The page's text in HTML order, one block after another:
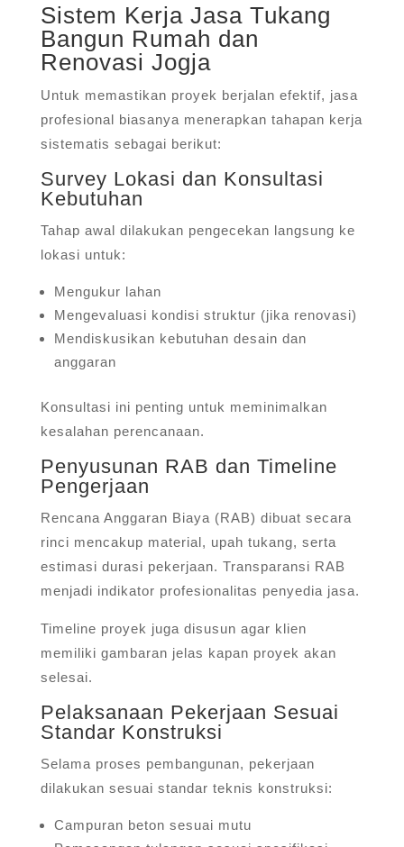
Sistem Kerja Jasa Tukang
Bangun Rumah dan
Renovasi Jogja
Untuk memastikan proyek berjalan efektif, jasa
profesional biasanya menerapkan tahapan kerja
sistematis sebagai berikut:
Survey Lokasi dan Konsultasi
Kebutuhan
Tahap awal dilakukan pengecekan langsung ke
lokasi untuk:
Mengukur lahan
Mengevaluasi kondisi struktur (jika renovasi)
Mendiskusikan kebutuhan desain dan
anggaran
Konsultasi ini penting untuk meminimalkan
kesalahan perencanaan.
Penyusunan RAB dan Timeline
Pengerjaan
Rencana Anggaran Biaya (RAB) dibuat secara
rinci mencakup material, upah tukang, serta
estimasi durasi pekerjaan. Transparansi RAB
menjadi indikator profesionalitas penyedia jasa.
Timeline proyek juga disusun agar klien
memiliki gambaran jelas kapan proyek akan
selesai.
Pelaksanaan Pekerjaan Sesuai
Standar Konstruksi
Selama proses pembangunan, pekerjaan
dilakukan sesuai standar teknis konstruksi:
Campuran beton sesuai mutu